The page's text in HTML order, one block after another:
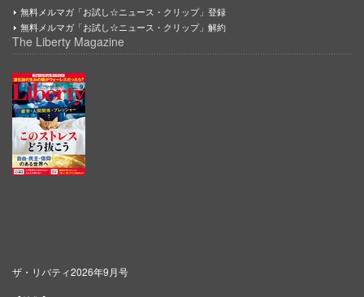
無料メルマガ「お試し☆ニュース・クリップ」登録
無料メルマガ「お試し☆ニュース・クリップ」解約
The Liberty Magazine
ザ・リバティ2026年9月号